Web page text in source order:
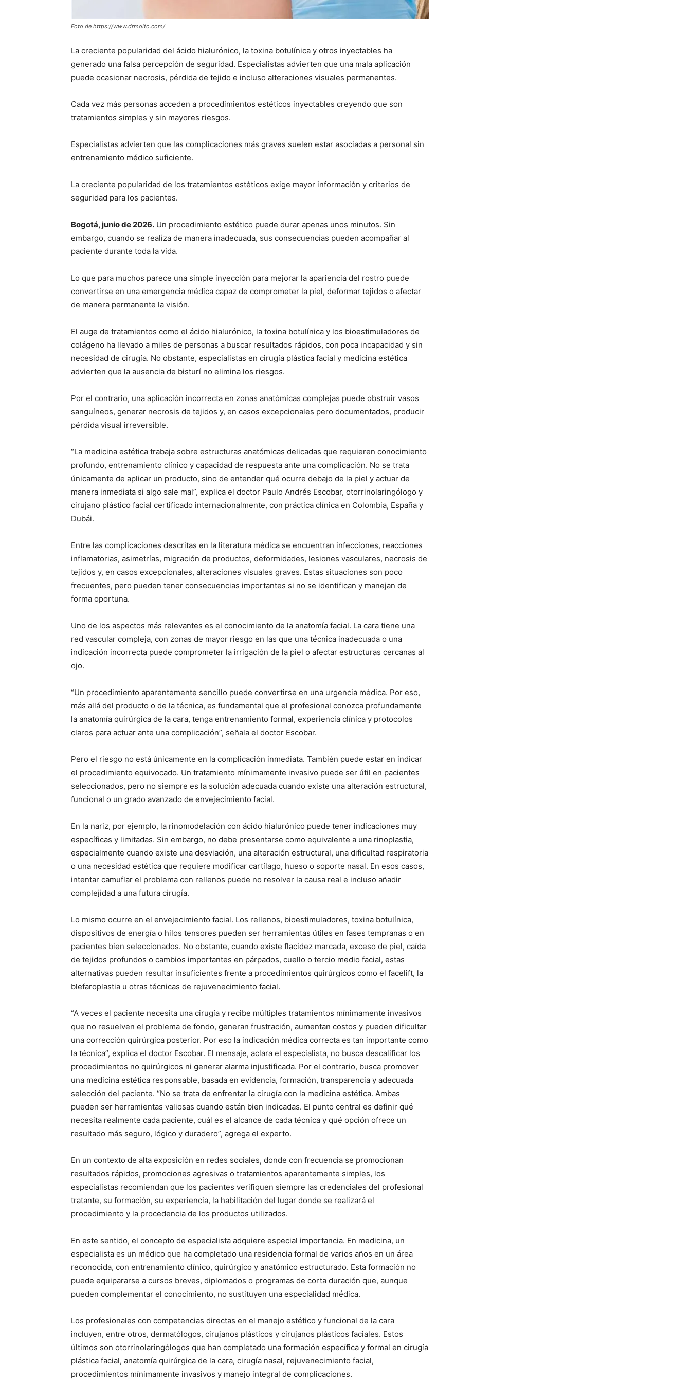
Foto de https://www.drmolto.com/
La creciente popularidad del ácido hialurónico, la toxina botulínica y otros inyectables ha
generado una falsa percepción de seguridad. Especialistas advierten que una mala aplicación
puede ocasionar necrosis, pérdida de tejido e incluso alteraciones visuales permanentes.
Cada vez más personas acceden a procedimientos estéticos inyectables creyendo que son
tratamientos simples y sin mayores riesgos.
Especialistas advierten que las complicaciones más graves suelen estar asociadas a personal sin
entrenamiento médico suficiente.
La creciente popularidad de los tratamientos estéticos exige mayor información y criterios de
seguridad para los pacientes.
Bogotá, junio de 2026. Un procedimiento estético puede durar apenas unos minutos. Sin
embargo, cuando se realiza de manera inadecuada, sus consecuencias pueden acompañar al
paciente durante toda la vida.
Lo que para muchos parece una simple inyección para mejorar la apariencia del rostro puede
convertirse en una emergencia médica capaz de comprometer la piel, deformar tejidos o afectar
de manera permanente la visión.
El auge de tratamientos como el ácido hialurónico, la toxina botulínica y los bioestimuladores de
colágeno ha llevado a miles de personas a buscar resultados rápidos, con poca incapacidad y sin
necesidad de cirugía. No obstante, especialistas en cirugía plástica facial y medicina estética
advierten que la ausencia de bisturí no elimina los riesgos.
Por el contrario, una aplicación incorrecta en zonas anatómicas complejas puede obstruir vasos
sanguíneos, generar necrosis de tejidos y, en casos excepcionales pero documentados, producir
pérdida visual irreversible.
“La medicina estética trabaja sobre estructuras anatómicas delicadas que requieren conocimiento
profundo, entrenamiento clínico y capacidad de respuesta ante una complicación. No se trata
únicamente de aplicar un producto, sino de entender qué ocurre debajo de la piel y actuar de
manera inmediata si algo sale mal”, explica el doctor Paulo Andrés Escobar, otorrinolaringólogo y
cirujano plástico facial certificado internacionalmente, con práctica clínica en Colombia, España y
Dubái.
Entre las complicaciones descritas en la literatura médica se encuentran infecciones, reacciones
inflamatorias, asimetrías, migración de productos, deformidades, lesiones vasculares, necrosis de
tejidos y, en casos excepcionales, alteraciones visuales graves. Estas situaciones son poco
frecuentes, pero pueden tener consecuencias importantes si no se identifican y manejan de
forma oportuna.
Uno de los aspectos más relevantes es el conocimiento de la anatomía facial. La cara tiene una
red vascular compleja, con zonas de mayor riesgo en las que una técnica inadecuada o una
indicación incorrecta puede comprometer la irrigación de la piel o afectar estructuras cercanas al
ojo.
“Un procedimiento aparentemente sencillo puede convertirse en una urgencia médica. Por eso,
más allá del producto o de la técnica, es fundamental que el profesional conozca profundamente
la anatomía quirúrgica de la cara, tenga entrenamiento formal, experiencia clínica y protocolos
claros para actuar ante una complicación”, señala el doctor Escobar.
Pero el riesgo no está únicamente en la complicación inmediata. También puede estar en indicar
el procedimiento equivocado. Un tratamiento mínimamente invasivo puede ser útil en pacientes
seleccionados, pero no siempre es la solución adecuada cuando existe una alteración estructural,
funcional o un grado avanzado de envejecimiento facial.
En la nariz, por ejemplo, la rinomodelación con ácido hialurónico puede tener indicaciones muy
específicas y limitadas. Sin embargo, no debe presentarse como equivalente a una rinoplastia,
especialmente cuando existe una desviación, una alteración estructural, una dificultad respiratoria
o una necesidad estética que requiere modificar cartílago, hueso o soporte nasal. En esos casos,
intentar camuflar el problema con rellenos puede no resolver la causa real e incluso añadir
complejidad a una futura cirugía.
Lo mismo ocurre en el envejecimiento facial. Los rellenos, bioestimuladores, toxina botulínica,
dispositivos de energía o hilos tensores pueden ser herramientas útiles en fases tempranas o en
pacientes bien seleccionados. No obstante, cuando existe flacidez marcada, exceso de piel, caída
de tejidos profundos o cambios importantes en párpados, cuello o tercio medio facial, estas
alternativas pueden resultar insuficientes frente a procedimientos quirúrgicos como el facelift, la
blefaroplastia u otras técnicas de rejuvenecimiento facial.
“A veces el paciente necesita una cirugía y recibe múltiples tratamientos mínimamente invasivos
que no resuelven el problema de fondo, generan frustración, aumentan costos y pueden dificultar
una corrección quirúrgica posterior. Por eso la indicación médica correcta es tan importante como
la técnica”, explica el doctor Escobar. El mensaje, aclara el especialista, no busca descalificar los
procedimientos no quirúrgicos ni generar alarma injustificada. Por el contrario, busca promover
una medicina estética responsable, basada en evidencia, formación, transparencia y adecuada
selección del paciente. “No se trata de enfrentar la cirugía con la medicina estética. Ambas
pueden ser herramientas valiosas cuando están bien indicadas. El punto central es definir qué
necesita realmente cada paciente, cuál es el alcance de cada técnica y qué opción ofrece un
resultado más seguro, lógico y duradero”, agrega el experto.
En un contexto de alta exposición en redes sociales, donde con frecuencia se promocionan
resultados rápidos, promociones agresivas o tratamientos aparentemente simples, los
especialistas recomiendan que los pacientes verifiquen siempre las credenciales del profesional
tratante, su formación, su experiencia, la habilitación del lugar donde se realizará el
procedimiento y la procedencia de los productos utilizados.
En este sentido, el concepto de especialista adquiere especial importancia. En medicina, un
especialista es un médico que ha completado una residencia formal de varios años en un área
reconocida, con entrenamiento clínico, quirúrgico y anatómico estructurado. Esta formación no
puede equipararse a cursos breves, diplomados o programas de corta duración que, aunque
pueden complementar el conocimiento, no sustituyen una especialidad médica.
Los profesionales con competencias directas en el manejo estético y funcional de la cara
incluyen, entre otros, dermatólogos, cirujanos plásticos y cirujanos plásticos faciales. Estos
últimos son otorrinolaringólogos que han completado una formación específica y formal en cirugía
plástica facial, anatomía quirúrgica de la cara, cirugía nasal, rejuvenecimiento facial,
procedimientos mínimamente invasivos y manejo integral de complicaciones.